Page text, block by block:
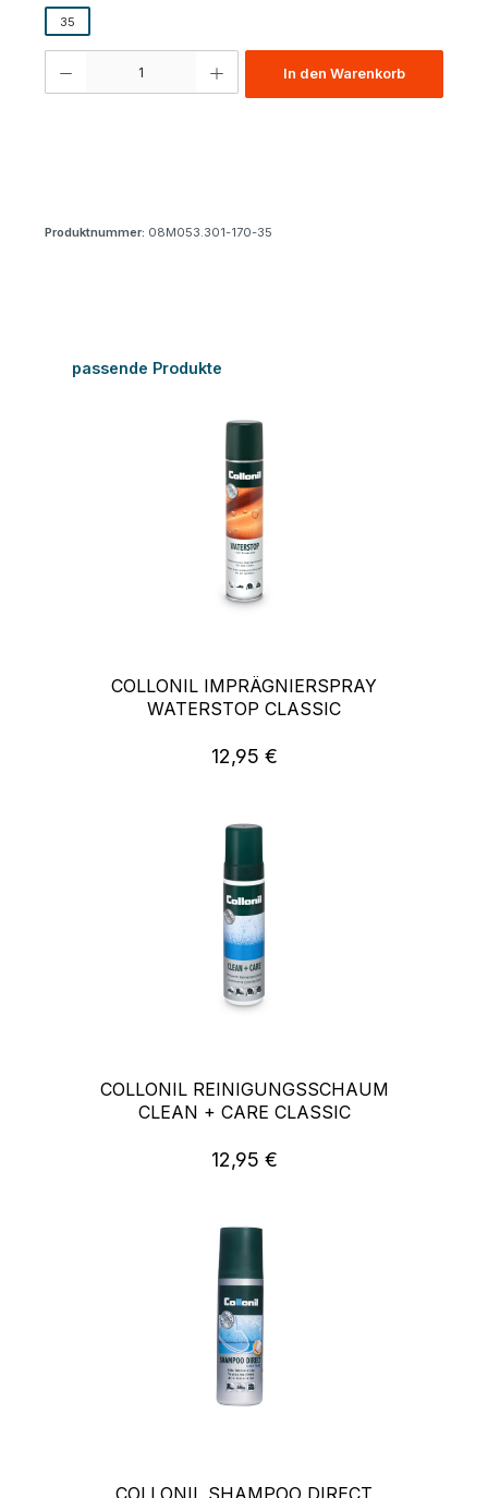
35
In den Warenkorb
Produktnummer: 08M053.301-170-35
Produktgalerie überspringen
passende Produkte
COLLONIL IMPRÄGNIERSPRAY
WATERSTOP CLASSIC
Regulärer Preis:
12,95 €
COLLONIL REINIGUNGSSCHAUM
CLEAN + CARE CLASSIC
Regulärer Preis:
12,95 €